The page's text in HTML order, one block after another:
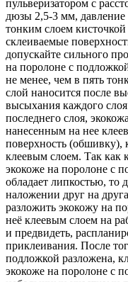
пульверизатором с
дюзы 2,5-3 мм, давление
тонким слоем
склеиваемые
допускайте сильного
на поролоне с
не менее, чем в пять
слой наносится после
высыхания каждого
последнего слоя,
нанесенным на нее
поверхность (обшивку),
клеевым слоем. Так как
экокоже на поролоне с
обладает липкостью, то
наложении друг на
разложить экокожу на
неё клеевым слоем на
и предвидеть,
приклеивания. После
подложкой разложена,
экокоже на поролоне с